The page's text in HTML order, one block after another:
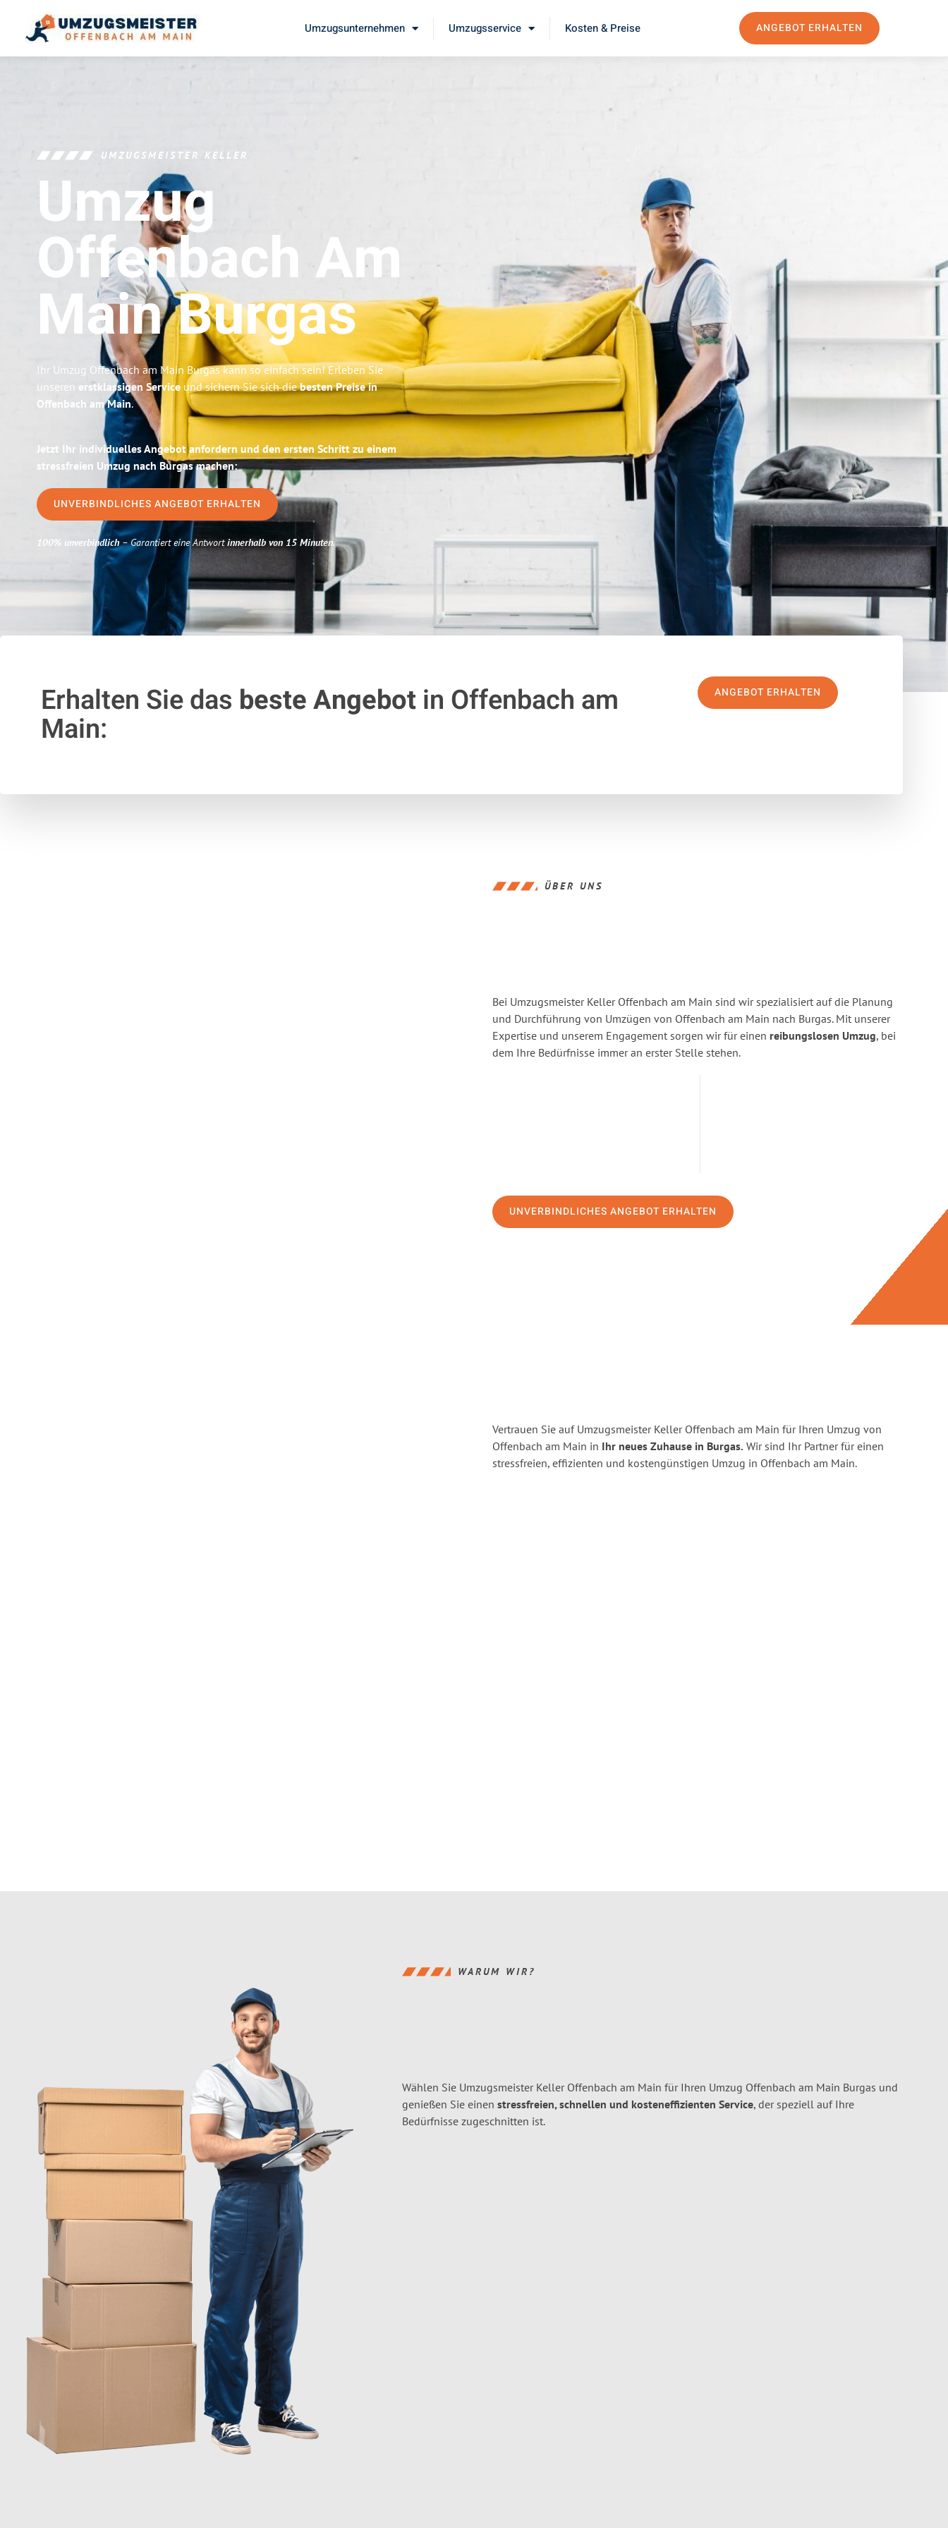
Umzugsunternehmen Umzugsservice Kosten & Preise ANGEBOT ERHALTEN
UMZUGSMEISTER KELLER
Umzug
Offenbach Am
MainBurgas
Ihr Umzug Offenbach am Main Burgas kann so einfach sein! Erleben Sie
unseren erstklassigen Service und sichern Sie sich diebesten Preise in
Offenbach am Main.
Jetzt Ihr individuelles Angebot anfordern und den ersten Schritt zu einem
stressfreien Umzug nach Burgas machen:
UNVERBINDLICHES ANGEBOT ERHALTEN
100% unverbindlich– Garantiert eine Antwortinnerhalb von 15 Minuten.
Erhalten Sie das beste Angebotin Offenbach am
Main:
ANGEBOT ERHALTEN
ÜBER UNS
Bei Umzugsmeister Keller Offenbach am Main sind wir spezialisiert auf die Planung
und Durchführung von Umzügen von Offenbach am Main nach Burgas. Mit unserer
Expertise und unserem Engagement sorgen wir für einen reibungslosen Umzug, bei
dem Ihre Bedürfnisse immer an erster Stelle stehen.
UNVERBINDLICHES ANGEBOT ERHALTEN
Vertrauen Sie auf Umzugsmeister Keller Offenbach am Main für Ihren Umzug von
Offenbach am Main in Ihr neues Zuhause in Burgas. Wir sind Ihr Partner für einen
stressfreien, effizienten und kostengünstigen Umzug in Offenbach am Main.
WARUM WIR?
Wählen Sie Umzugsmeister Keller Offenbach am Main für Ihren Umzug Offenbach am Main Burgas und
genießen Sie einen stressfreien, schnellen und kosteneffizienten Service, der speziell auf Ihre
Bedürfnisse zugeschnitten ist.